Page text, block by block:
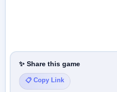
✨ Share this game
📋 Copy Link